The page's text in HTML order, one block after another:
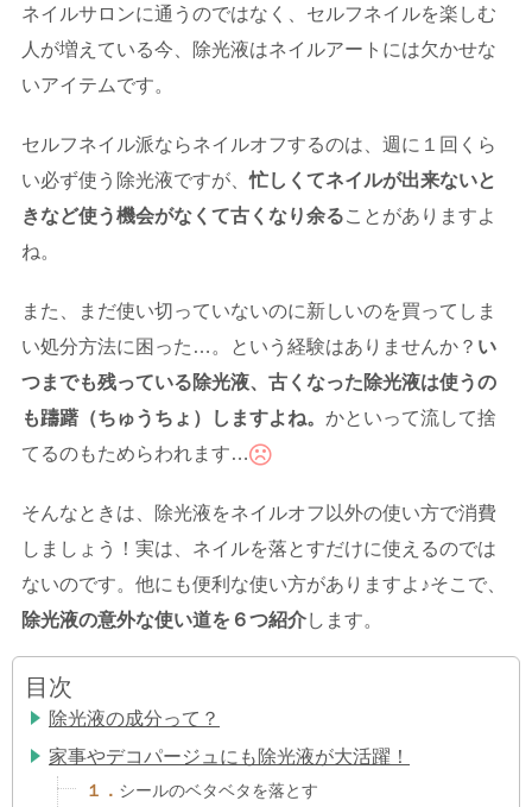
ネイルサロンに通うのではなく、セルフネイルを楽しむ
人が増えている今、除光液はネイルアートには欠かせな
いアイテムです。
セルフネイル派ならネイルオフするのは、週に１回くら
い必ず使う除光液ですが、忙しくてネイルが出来ないと
きなど使う機会がなくて古くなり余ることがありますよ
ね。
また、まだ使い切っていないのに新しいのを買ってしま
い処分方法に困った…。という経験はありませんか？ い
つまでも残っている除光液、古くなった除光液は使うの
も躊躇（ちゅうちょ）しますよね。 かといって流して捨
てるのもためらわれます…
そんなときは、除光液をネイルオフ以外の使い方で消費
しましょう！実は、ネイルを落とすだけに使えるのでは
ないのです。他にも便利な使い方がありますよ♪そこで、
除光液の意外な使い道を６つ紹介します。
目次
除光液の成分って？
家事やデコパージュにも除光液が大活躍！
１． シールのベタベタを落とす